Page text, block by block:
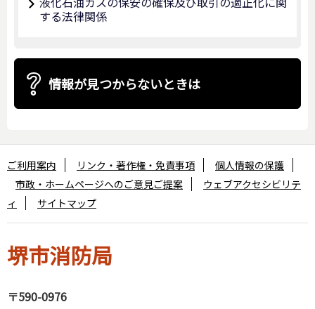
する法律関係
情報が見つからないときは
堺市消防局
〒590-0976
ご利用案内 リンク・著作権・免責事項
個人情報の保護
市政・ホームページへのご意見ご提案
ウェブアクセシビリテ
ィ
サイトマップ